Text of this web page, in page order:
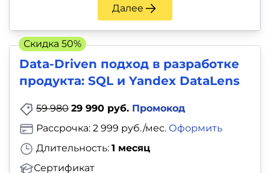
Далее
Data-Driven подход в разработке
продукта: SQL и Yandex DataLens
59 980 29 990 руб. Промокод
Длительность: 1 месяц
Сертификат
Рассрочка: 2 999 руб./мес. Оформить
Скидка 50%